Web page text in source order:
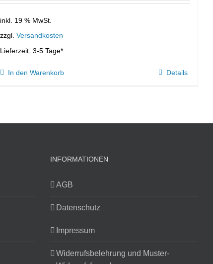
inkl. 19 % MwSt.
zzgl.Versandkosten
Lieferzeit:3-5 Tage*
In den Warenkorb Details
INFORMATIONEN
AGB
Datenschutz
Impressum
Widerrufsbelehrung und Muster-